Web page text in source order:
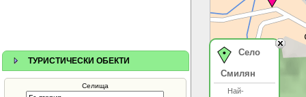
ТУРИСТИЧЕСКИ ОБЕКТИ
Селища
Село
Смилян
Най-